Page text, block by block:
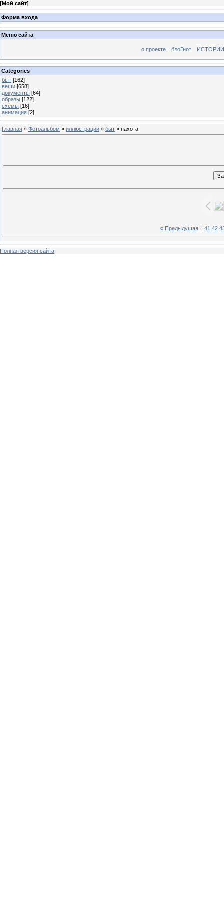
[Мой сайт]
Форма входа
Меню сайта
о проекте блоГнот
Categories
быт [162]
вещи [658]
документы [64]
образы [122]
схемы [16]
анимация [2]
Главная » Фотоальбом » иллюстрации » быт » пахота
« Предыдущая 41 42
Полная версия сайта